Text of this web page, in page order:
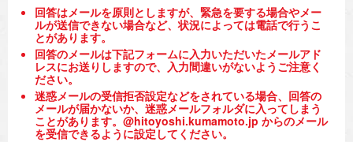
回答はメールを原則としますが、緊急を要する場合やメー
ルが送信できない場合など、状況によっては電話で行うこ
とがあります。
回答のメールは下記フォームに入力いただいたメールアド
レスにお送りしますので、入力間違いがないようご注意く
ださい。
迷惑メールの受信拒否設定などをされている場合、回答の
メールが届かないか、迷惑メールフォルダに入ってしまう
ことがあります。@hitoyoshi.kumamoto.jp からのメール
を受信できるように設定してください。